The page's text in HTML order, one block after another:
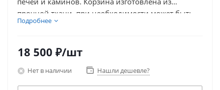
прочной ткани, при необходимости может быть
компактно сложена.
Подробнее
18 500 ₽/шт
Нет в наличии Нашли дешевле?